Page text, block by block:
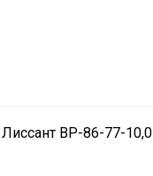
ВР-86-77-10,0